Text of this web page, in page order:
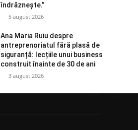
îndrăznește.”
5 august 2026
Ana Maria Ruiu despre
antreprenoriatul fără plasă de
siguranță: lecțiile unui business
construit înainte de 30 de ani
3 august 2026